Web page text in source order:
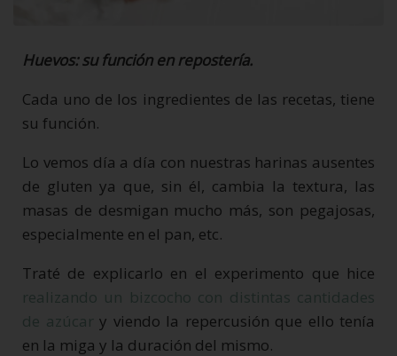
Huevos: su función en repostería.
Cada uno de los ingredientes de las recetas, tiene
su función.
Lo vemos día a día con nuestras harinas ausentes
de gluten ya que, sin él, cambia la textura, las
masas de desmigan mucho más, son pegajosas,
especialmente en el pan, etc.
Traté de explicarlo en el experimento que hice
realizando un bizcocho con distintas cantidades
de azúcar y viendo la repercusión que ello tenía
en la miga y la duración del mismo.